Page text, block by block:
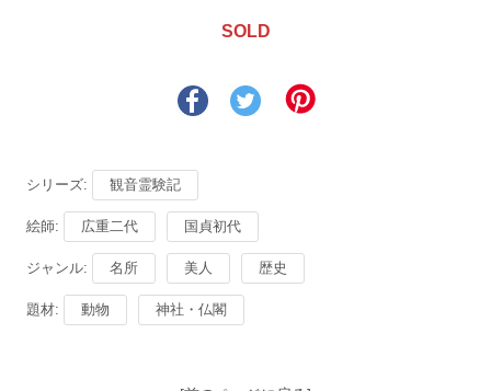
SOLD
シリーズ: 観音霊験記
絵師: 広重二代 国貞初代
ジャンル: 名所 美人 歴史
題材: 動物 神社・仏閣